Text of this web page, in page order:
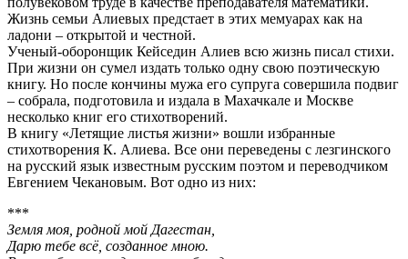
Жизнь семьи Алиевых предстает в этих мемуарах как на
ладони – открытой и честной.
Ученый-оборонщик Кейседин Алиев всю жизнь писал стихи.
При жизни он сумел издать только одну свою поэтическую
книгу. Но после кончины мужа его супруга совершила подвиг
– собрала, подготовила и издала в Махачкале и Москве
несколько книг его стихотворений.
В книгу «Летящие листья жизни» вошли избранные
стихотворения К. Алиева. Все они переведены с лезгинского
на русский язык известным русским поэтом и переводчиком
Евгением Чекановым. Вот одно из них:
***
Земля моя, родной мой Дагестан,
Дарю тебе всё, созданное мною.